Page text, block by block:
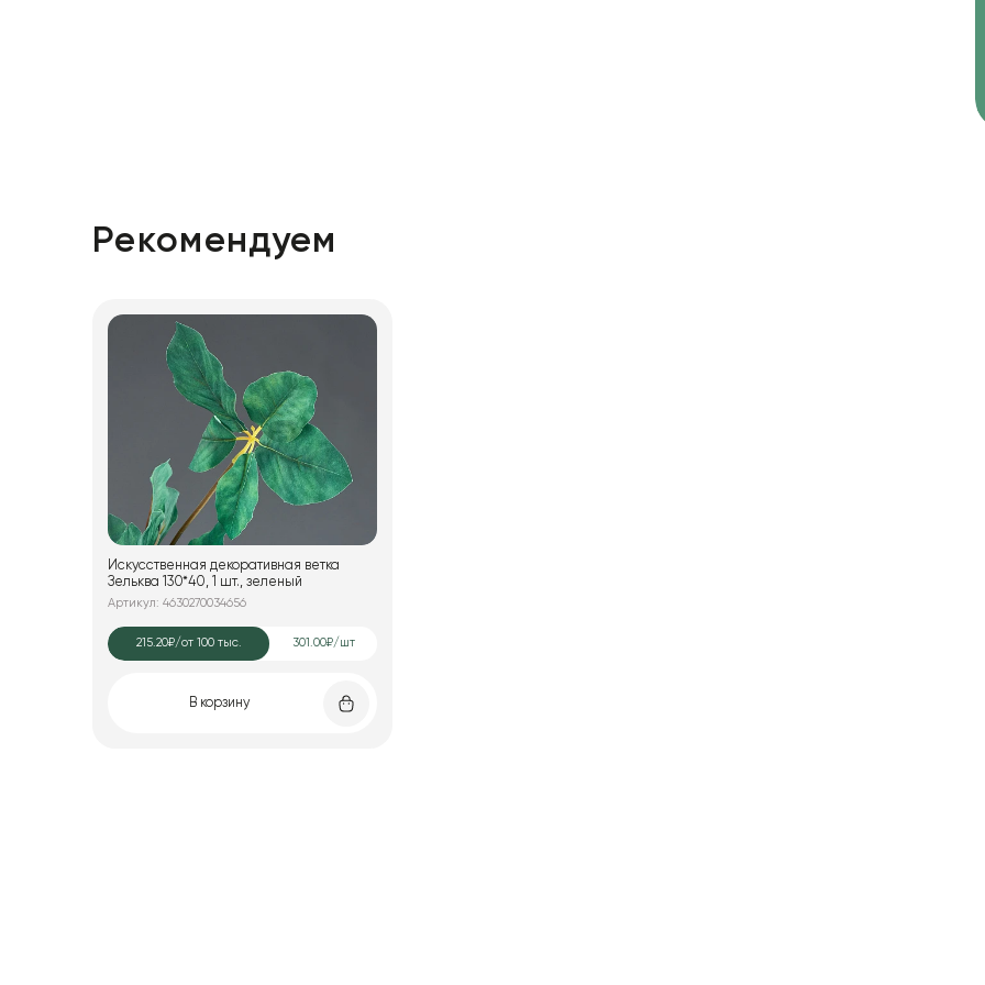
Рекомендуем
Искусственная декоративная ветка
Зельква 130*40, 1 шт., зеленый
Артикул: 4630270034656
215.20₽/от 100 тыс. 301.00₽/шт
В корзину